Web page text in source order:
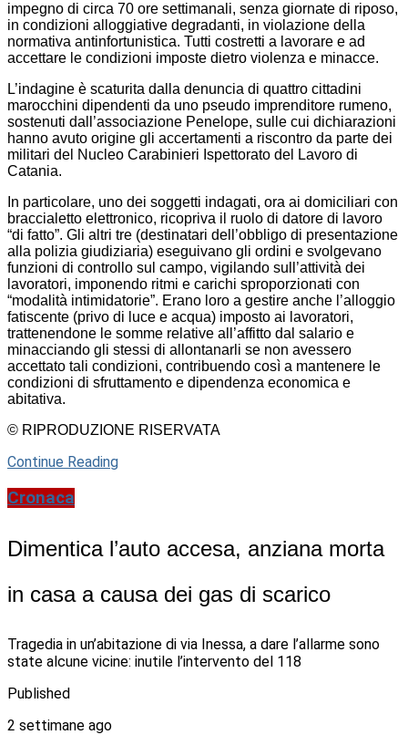
impegno di circa 70 ore settimanali, senza giornate di riposo,
in condizioni alloggiative degradanti, in violazione della
normativa antinfortunistica. Tutti costretti a lavorare e ad
accettare le condizioni imposte dietro violenza e minacce.
L’indagine è scaturita dalla denuncia di quattro cittadini
marocchini dipendenti da uno pseudo imprenditore rumeno,
sostenuti dall’associazione Penelope, sulle cui dichiarazioni
hanno avuto origine gli accertamenti a riscontro da parte dei
militari del Nucleo Carabinieri Ispettorato del Lavoro di
Catania.
In particolare, uno dei soggetti indagati, ora ai domiciliari con
braccialetto elettronico, ricopriva il ruolo di datore di lavoro
“di fatto”. Gli altri tre (destinatari dell’obbligo di presentazione
alla polizia giudiziaria) eseguivano gli ordini e svolgevano
funzioni di controllo sul campo, vigilando sull’attività dei
lavoratori, imponendo ritmi e carichi sproporzionati con
“modalità intimidatorie”. Erano loro a gestire anche l’alloggio
fatiscente (privo di luce e acqua) imposto ai lavoratori,
trattenendone le somme relative all’affitto dal salario e
minacciando gli stessi di allontanarli se non avessero
accettato tali condizioni, contribuendo così a mantenere le
condizioni di sfruttamento e dipendenza economica e
abitativa.
© RIPRODUZIONE RISERVATA
Continue Reading
Cronaca
Dimentica l’auto accesa, anziana morta
in casa a causa dei gas di scarico
Tragedia in un’abitazione di via Inessa, a dare l’allarme sono
state alcune vicine: inutile l’intervento del 118
Published
2 settimane ago